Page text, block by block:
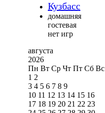
Кузбасс
домашняя
гостевая
нет игр
августа
2026
Пн Вт Ср Чт Пт Сб Вс
1 2
3 4 5 6 7 8 9
10 11 12 13 14 15 16
17 18 19 20 21 22 23